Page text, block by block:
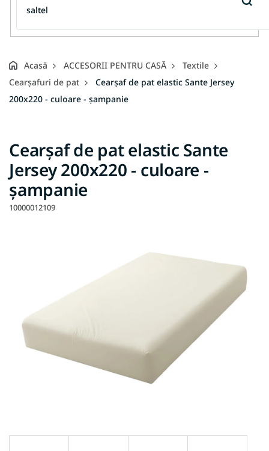
Acasă ACCESORII PENTRU CASĂ
Textile
Cearşafuri de pat
Cearșaf de pat elastic Sante Jersey
200x220 - culoare - șampanie
Cearșaf de pat elastic Sante
Jersey 200x220 - culoare -
șampanie
10000012109